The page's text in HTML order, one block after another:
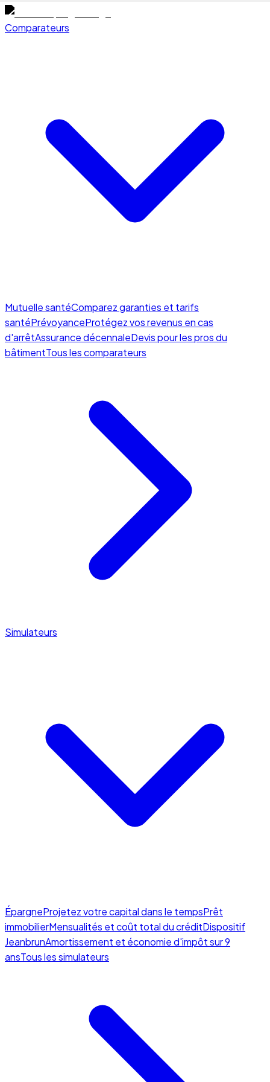
Comparateurs
Mutuelle santéComparez garanties et tarifs
santéPrévoyanceProtégez vos revenus en cas
d'arrêtAssurance décennaleDevis pour les pros du
bâtimentTous les comparateurs
Simulateurs
ÉpargneProjetez votre capital dans le tempsPrêt
immobilierMensualités et coût total du créditDispositif
JeanbrunAmortissement et économie d'impôt sur 9
ansTous les simulateurs